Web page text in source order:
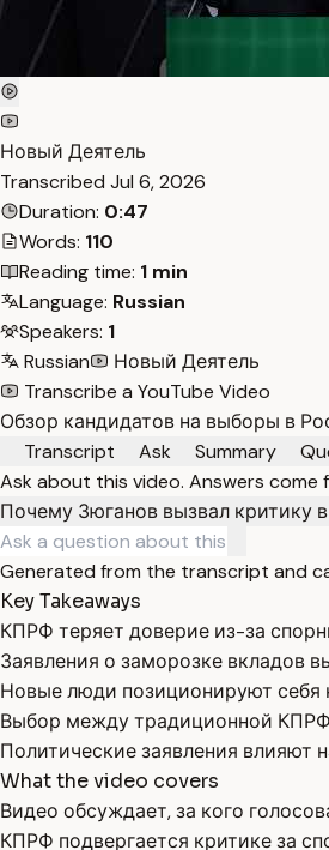
Новый Деятель
Transcribed Jul 6, 2026
Duration: 0:47
Words: 110
Reading time: 1 min
Language: Russian
Speakers: 1
Russian
Новый Деятель
Transcribe a YouTube Video
Обзор кандидатов на выборы в
Transcript
Ask Summary
Ask about this video. Answers
Почему Зюганов вызвал критику
Generated from the transcript and
Key Takeaways
КПРФ теряет доверие из-за
Заявления о заморозке вкладов
Новые люди позиционируют себя
Выбор между традиционной КПРФ
Политические заявления влияют
What the video covers
Видео обсуждает, за кого
КПРФ подвергается критике за